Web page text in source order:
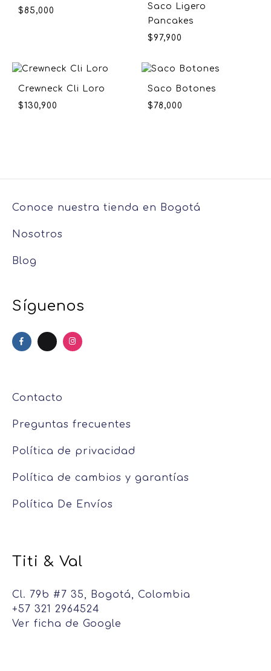
$85,000
Saco Ligero
Pancakes
$97,900
Crewneck Cli Loro
$130,900
Saco Botones
$ 78,000
Conoce nuestra tienda en Bogotá
Nosotros
Blog
Síguenos
Contacto
Preguntas frecuentes
Política de privacidad
Política de cambios y garantías
Política De Envíos
Titi & Val
Cl. 79b #7 35, Bogotá, Colombia
+57 321 2964524
Ver ficha de Google